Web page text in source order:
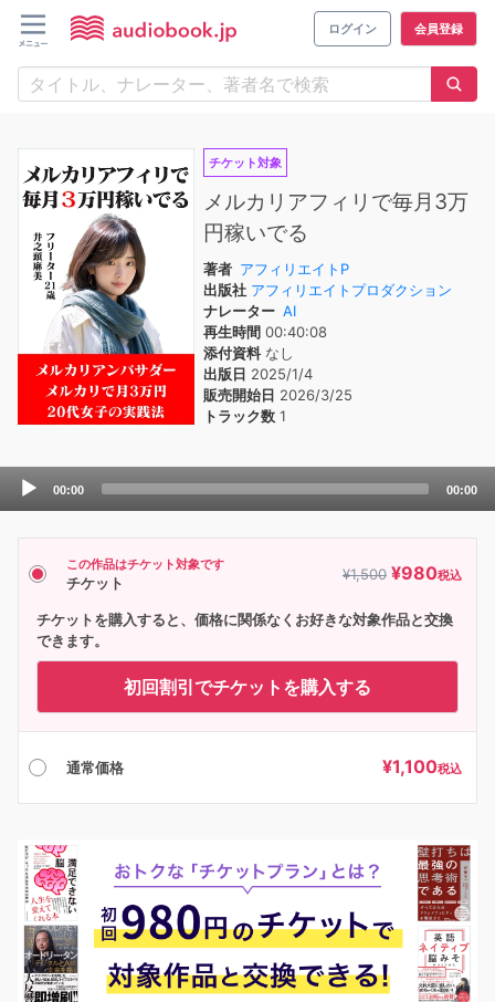
ログイン 会員登録
チケット対象
メルカリアフィリで毎月3万
円稼いでる
著者 アフィリエイトP
出版社 アフィリエイトプロダクション
ナレーター AI
再生時間 00:40:08
添付資料なし
出版日 2025/1/4
販売開始日 2026/3/25
トラック数 1
Audio
Player
00:00 00:00
この作品はチケット対象です
チケット ¥1,500 ¥980税込
チケットを購入すると、価格に関係なくお好きな対象作品と交換
できます。
初回割引でチケットを購入する
通常価格 ¥1,100税込